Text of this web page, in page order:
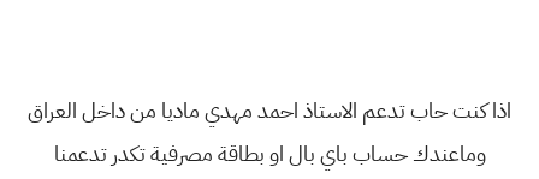
اذا كنت حاب تدعم الاستاذ احمد مهدي ماديا من داخل العراق
وماعندك حساب باي بال او بطاقة مصرفية تكدر تدعمنا